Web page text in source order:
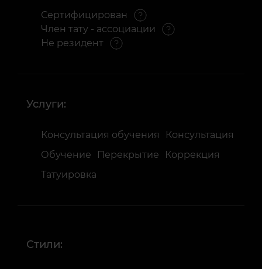
Сертифицирован
Член тату - ассоциации
Не резидент
Услуги:
Консультация обучения
Консультация
Обучение
Перекрытие
Коррекция
Татуировка
Стили: